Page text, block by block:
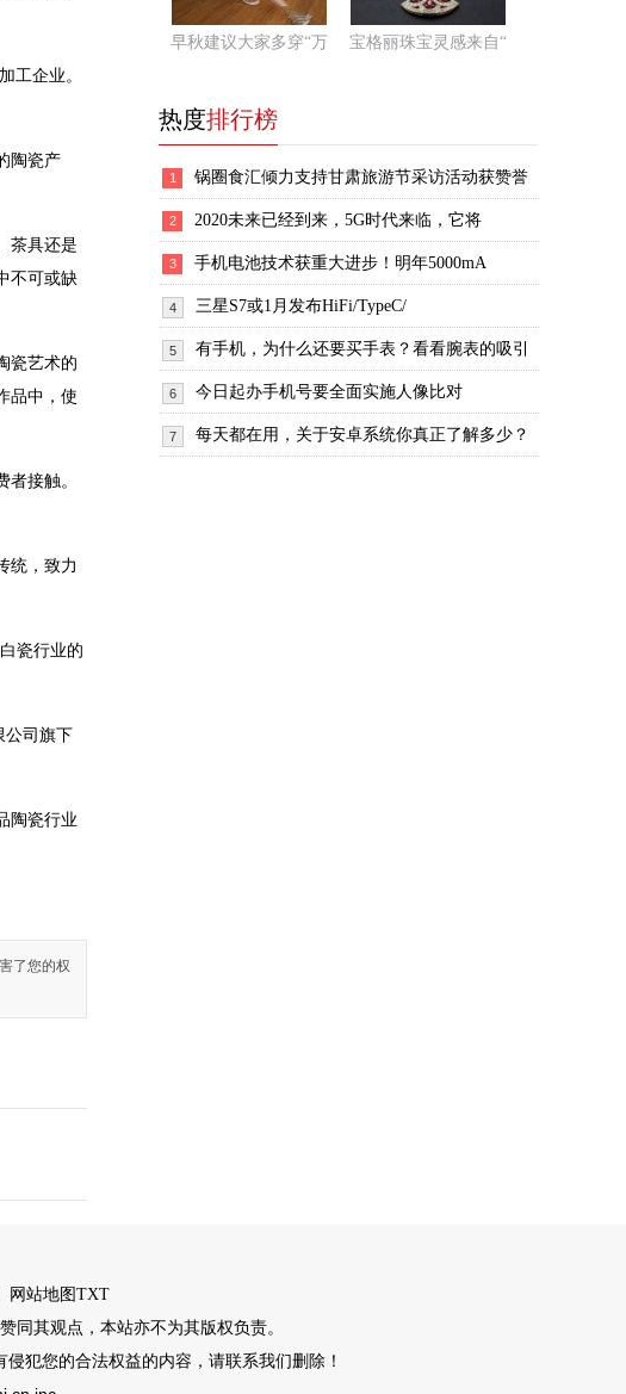
工企业。
陶瓷产
茶具还是
不可或缺
瓷艺术的
品中，使
接触。
统，致力
瓷行业的
公司旗下
陶瓷行业
了您的权
早秋建议大家多穿“万 宝格丽珠宝灵感来自“
热度排行榜
1 锅圈食汇倾力支持甘肃旅游节采访活动获赞誉
2 2020未来已经到来，5G时代来临，它将
3 手机电池技术获重大进步！明年5000mA
4 三星S7或1月发布HiFi/TypeC/
5 有手机，为什么还要买手表？看看腕表的吸引
6 今日起办手机号要全面实施人像比对
7 每天都在用，关于安卓系统你真正了解多少？
网站地图 TXT
同其观点，本站亦不为其版权负责。
犯您的合法权益的内容，请联系我们删除！